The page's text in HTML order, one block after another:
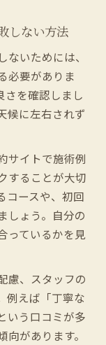
サロンの探
イルサロン
ロン利用術
する際の不
利用するた
快適に楽し
感じない準
利用時の注
しない方法
いためには、
必要がありま
さを確認しまし
候に左右されず
サイトで施術例
することが大切
コースや、初回
しょう。自分の
っているかを見
慮、スタッフの
例えば「丁寧な
いう口コミが多
があります。